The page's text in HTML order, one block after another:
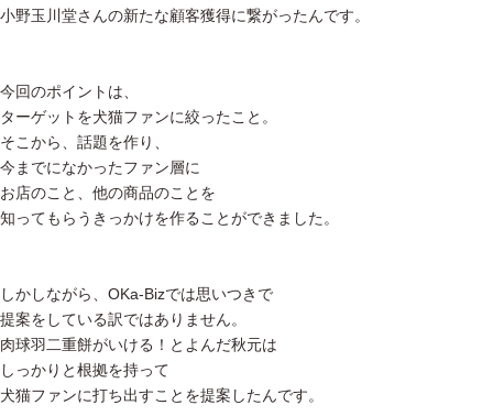
小野玉川堂さんの新たな顧客獲得に繋がったんです。
今回のポイントは、
ターゲットを犬猫ファンに絞ったこと。
そこから、話題を作り、
今までになかったファン層に
お店のこと、他の商品のことを
知ってもらうきっかけを作ることができました。
しかしながら、OKa-Bizでは思いつきで
提案をしている訳ではありません。
肉球羽二重餅がいける！とよんだ秋元は
しっかりと根拠を持って
犬猫ファンに打ち出すことを提案したんです。